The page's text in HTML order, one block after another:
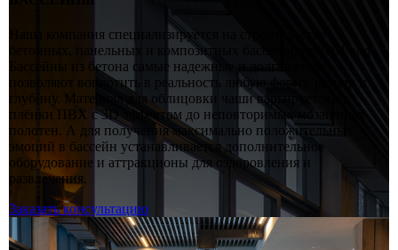
Наша компания специализируется на строительстве
бетонных, панельных и композитных бассейнов с 2001 года.
Бассейны из бетона самые надежные и долговечные,
позволяют воплотить в реальность любую форму, размер и
глубину. Материал для облицовки чаши варьируется от
плёнки ПВХ с 3D эффектом до неповторимых мозаичных
полотен. А для получения максимально положительных
эмоций в бассейн устанавливается дополнительное
оборудование и аттракционы для оздоровления и
развлечения.
Заказать консультацию